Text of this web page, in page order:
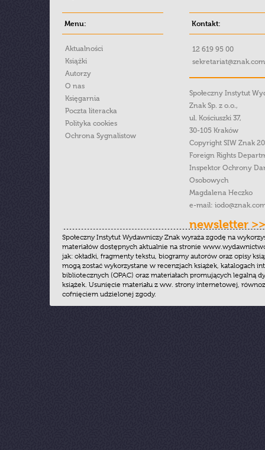
Menu:
Aktualności
Książki
Autorzy
O nas
Księgarnia
Poczta literacka
Polityka cookies
Ochrona Sygnalistow
Kontakt:
12 619 95 00
Społeczny Instytut
Znak Sp. z o.o.,
ul. Kościuszki 37,
30-105 Kraków
Copyright SIW Znak
Foreign Rights
Inspektor Ochrony
Osobowych
Magdalena Heczko
e-mail:
newsletter >>
Społeczny Instytut Wydawniczy Znak wyraża zgodę na
materiałów dostępnych aktualnie na stronie
jak: okładki, fragmenty tekstu, biogramy autorów oraz opisy
mogą zostać wykorzystane w recenzjach książek, katalogach
bibliotecznych (OPAC) oraz materiałach promujących legalną
książek. Usunięcie materiału z ww. strony internetowej,
cofnięciem udzielonej zgody.